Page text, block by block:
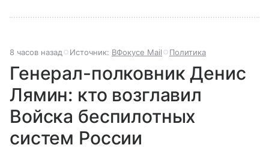
8 часов назад Источник: ВФокусе Mail Политика
Генерал-полковник Денис
Лямин: кто возглавил
Войска беспилотных
систем России